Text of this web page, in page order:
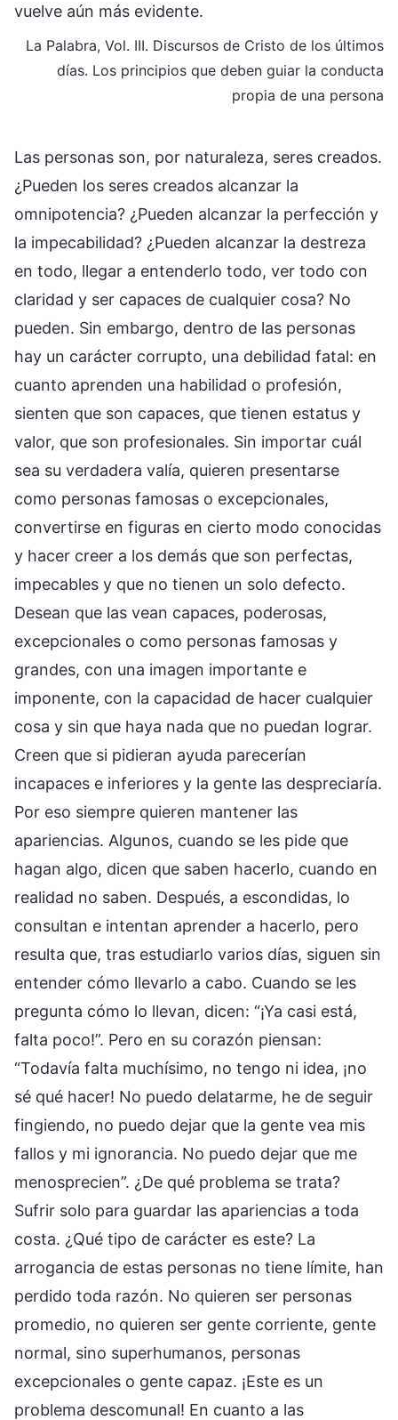
vuelve aún más evidente.
La Palabra, Vol. III. Discursos de Cristo de los últimos
días. Los principios que deben guiar la conducta
propia de una persona
Las personas son, por naturaleza, seres creados.
¿Pueden los seres creados alcanzar la
omnipotencia? ¿Pueden alcanzar la perfección y
la impecabilidad? ¿Pueden alcanzar la destreza
en todo, llegar a entenderlo todo, ver todo con
claridad y ser capaces de cualquier cosa? No
pueden. Sin embargo, dentro de las personas
hay un carácter corrupto, una debilidad fatal: en
cuanto aprenden una habilidad o profesión,
sienten que son capaces, que tienen estatus y
valor, que son profesionales. Sin importar cuál
sea su verdadera valía, quieren presentarse
como personas famosas o excepcionales,
convertirse en figuras en cierto modo conocidas
y hacer creer a los demás que son perfectas,
impecables y que no tienen un solo defecto.
Desean que las vean capaces, poderosas,
excepcionales o como personas famosas y
grandes, con una imagen importante e
imponente, con la capacidad de hacer cualquier
cosa y sin que haya nada que no puedan lograr.
Creen que si pidieran ayuda parecerían
incapaces e inferiores y la gente las despreciaría.
Por eso siempre quieren mantener las
apariencias. Algunos, cuando se les pide que
hagan algo, dicen que saben hacerlo, cuando en
realidad no saben. Después, a escondidas, lo
consultan e intentan aprender a hacerlo, pero
resulta que, tras estudiarlo varios días, siguen sin
entender cómo llevarlo a cabo. Cuando se les
pregunta cómo lo llevan, dicen: “¡Ya casi está,
falta poco!”. Pero en su corazón piensan:
“Todavía falta muchísimo, no tengo ni idea, ¡no
sé qué hacer! No puedo delatarme, he de seguir
fingiendo, no puedo dejar que la gente vea mis
fallos y mi ignorancia. No puedo dejar que me
menosprecien”. ¿De qué problema se trata?
Sufrir solo para guardar las apariencias a toda
costa. ¿Qué tipo de carácter es este? La
arrogancia de estas personas no tiene límite, han
perdido toda razón. No quieren ser personas
promedio, no quieren ser gente corriente, gente
normal, sino superhumanos, personas
excepcionales o gente capaz. ¡Este es un
problema descomunal! En cuanto a las